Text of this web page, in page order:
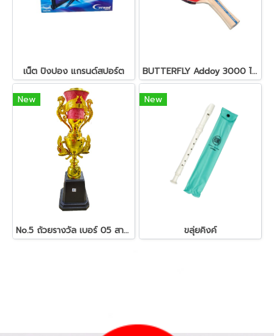
เน็ต ปิงปอง แกรนด์สปอร์ต BUTTERFLY Addoy 3000 ไม้ปิงปอง
New
No.5 ถ้วยรางวัล เบอร์ 05 สามารถเลือกชนิดหัวรางวัลได้
New
ขลุ่ยคิงค์